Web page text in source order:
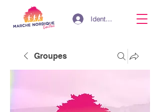
Identifiant
Groupes